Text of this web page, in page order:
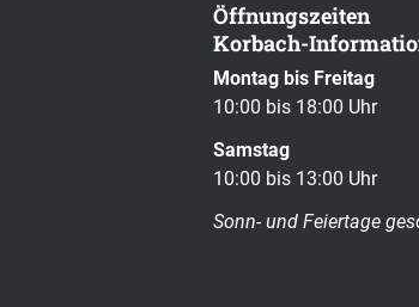
Öffnungszeiten
Korbach-
Montag bis Freitag
10:00 bis 18:00 Uhr
Samstag
10:00 bis 13:00 Uhr
Sonn- und Feiertage